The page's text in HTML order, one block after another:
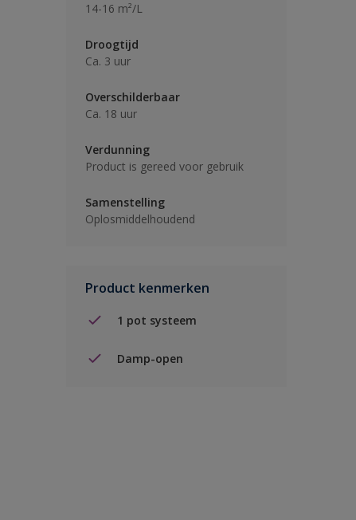
14-16 m²/L
Droogtijd
Ca. 3 uur
Overschilderbaar
Ca. 18 uur
Verdunning
Product is gereed voor gebruik
Samenstelling
Oplosmiddelhoudend
Product kenmerken
1 pot systeem
Damp-open